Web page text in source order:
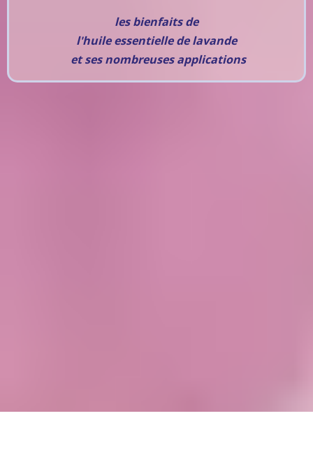
les bienfaits de
l'huile essentielle de lavande
et ses nombreuses applications